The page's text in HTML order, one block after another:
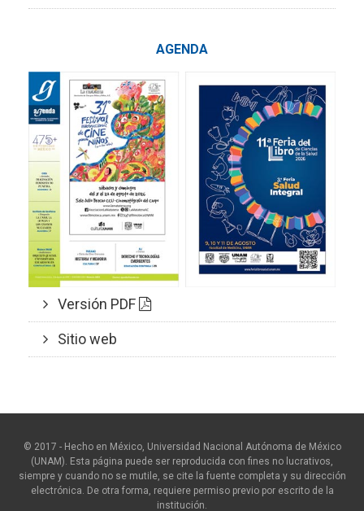
AGENDA
Versión PDF
Sitio web
© 2017 - Hecho en México, Universidad Nacional Autónoma de México
(UNAM). Esta página puede ser reproducida con fines no lucrativos,
siempre y cuando no se mutile, se cite la fuente completa y su dirección
electrónica. De otra forma, requiere permiso previo por escrito de la
institución.